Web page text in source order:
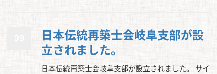
日本伝統再築士会岐阜支部が設
立されました。
日本伝統再築士会岐阜支部が設立されました。 サイ